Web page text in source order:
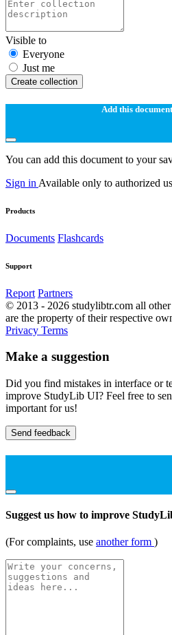
Visible to
Everyone
Just me
Create collection
Add this
You can add this document to your
Sign in Available only to authorized
Products
Documents Flashcards
Support
Report Partners
© 2013 - 2026 studylibtr.com all
are the property of their respective
Privacy Terms
Make a suggestion
Did you find mistakes in interface or
improve StudyLib UI? Feel free to
important for us!
Send feedback
Suggest us how to improve
(For complaints, use another form )